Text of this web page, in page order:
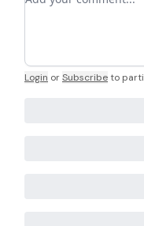
Login orSubscribeto